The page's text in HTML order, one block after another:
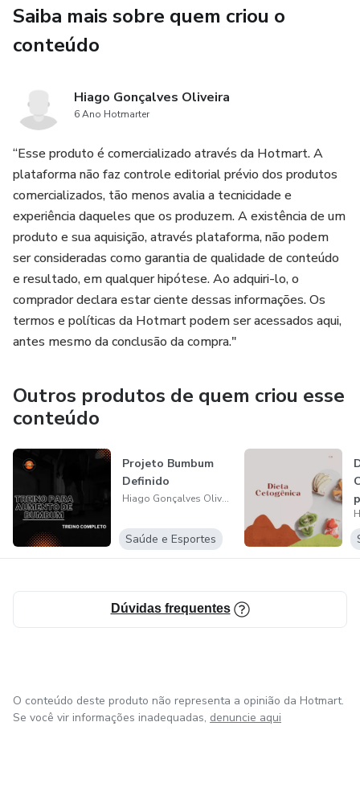
Saiba mais sobre quem criou o
conteúdo
Hiago Gonçalves Oliveira
6 Ano Hotmarter
“Esse produto é comercializado através da Hotmart. A
plataforma não faz controle editorial prévio dos produtos
comercializados, tão menos avalia a tecnicidade e
experiência daqueles que os produzem. A existência de um
produto e sua aquisição, através plataforma, não podem
ser consideradas como garantia de qualidade de conteúdo
e resultado, em qualquer hipótese. Ao adquiri-lo, o
comprador declara estar ciente dessas informações. Os
termos e políticas da Hotmart podem ser acessados aqui,
antes mesmo da conclusão da compra."
Outros produtos de quem criou esse
conteúdo
Projeto Bumbum
Definido
Hiago Gonçalves Oliveira
Saúde e Esportes
Dúvidas frequentes
O conteúdo deste produto não representa a opinião da Hotmart.
Se você vir informações inadequadas, denuncie aqui